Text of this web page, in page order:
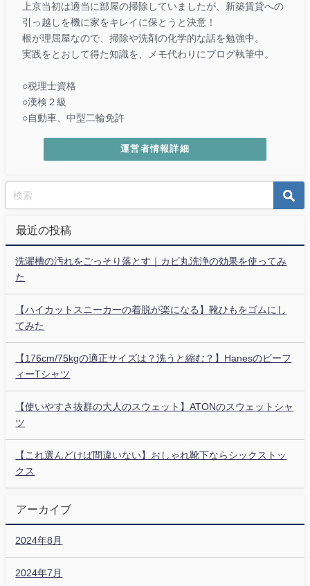
上京当初は適当に部屋の掃除していましたが、新築賃貸への
引っ越しを機に家をキレイに保とうと決意！
根が理屈屋なので、掃除や洗剤の化学的な話を勉強中。
実践をとおして得た知識を、メモ代わりにブログ執筆中。
○税理士資格
○漢検２級
○自動車、中型二輪免許
運営者情報詳細
最近の投稿
洗濯槽の汚れをごっそり落とす｜カビ丸洗浄の効果を使ってみ
た
【ハイカットスニーカーの着脱が楽になる】靴ひもをゴムにし
てみた
【176cm/75kgの適正サイズは？洗うと縮む？】Hanesのビーフ
ィーTシャツ
【使いやすさ抜群の大人のスウェット】ATONのスウェットシャ
ツ
【これ選んどけば間違いない】おしゃれ靴下ならシックストッ
クス
アーカイブ
2024年8月
2024年7月